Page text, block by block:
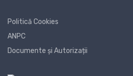
Politică Cookies
ANPC
Documente și Autorizații